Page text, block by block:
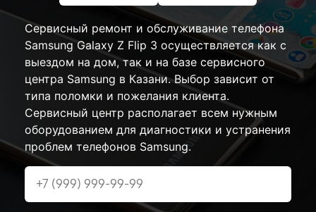
Сервисный ремонт и обслуживание телефона
Samsung Galaxy Z Flip 3 осуществляется как с
выездом на дом, так и на базе сервисного
центра Samsung в Казани. Выбор зависит от
типа поломки и пожелания клиента.
Сервисный центр располагает всем нужным
оборудованием для диагностики и устранения
проблем телефонов Samsung.